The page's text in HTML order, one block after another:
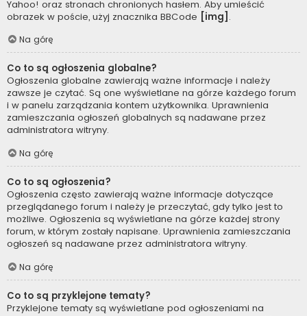
Yahoo! oraz stronach chronionych hasłem. Aby umieścić
obrazek w poście, użyj znacznika BBCode [img] .
Na górę
Co to są ogłoszenia globalne?
Ogłoszenia globalne zawierają ważne informacje i należy
zawsze je czytać. Są one wyświetlane na górze każdego forum
i w panelu zarządzania kontem użytkownika. Uprawnienia
zamieszczania ogłoszeń globalnych są nadawane przez
administratora witryny.
Na górę
Co to są ogłoszenia?
Ogłoszenia często zawierają ważne informacje dotyczące
przeglądanego forum i należy je przeczytać, gdy tylko jest to
możliwe. Ogłoszenia są wyświetlane na górze każdej strony
forum, w którym zostały napisane. Uprawnienia zamieszczania
ogłoszeń są nadawane przez administratora witryny.
Na górę
Co to są przyklejone tematy?
Przyklejone tematy są wyświetlane pod ogłoszeniami na